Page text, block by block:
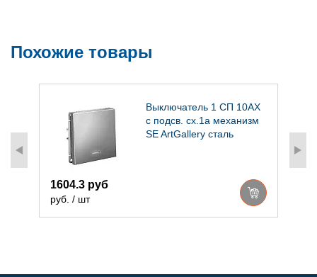
Похожие товары
Выключатель 1 СП 10АХ
с подсв. сх.1а механизм
SE ArtGallery сталь
1604.3 руб
руб. / шт